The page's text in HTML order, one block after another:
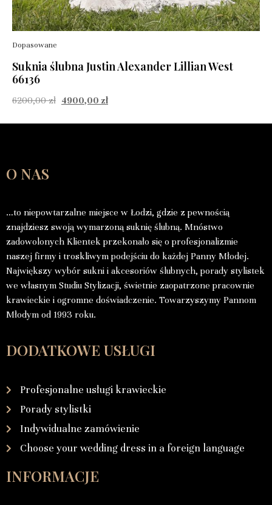
Dopasowane
Suknia ślubna Justin Alexander Lillian West
66136
6200,00zł 4900,00 zł
O NAS
…to niepowtarzalne miejsce w Łodzi, gdzie z pewnością
znajdziesz swoją wymarzoną suknię ślubną. Mnóstwo
zadowolonych Klientek przekonało się o profesjonalizmie
naszej firmy i troskliwym podejściu do każdej Panny Młodej.
Największy wybór sukni i akcesoriów ślubnych, porady stylistek
we własnym Studiu Stylizacji, świetnie zaopatrzone pracownie
krawieckie i ogromne doświadczenie. Towarzyszymy Pannom
Młodym od 1993 roku.
DODATKOWE USŁUGI
Profesjonalne usługi krawieckie
Porady stylistki
Indywidualne zamówienie
Choose your wedding dress in a foreign language
INFORMACJE